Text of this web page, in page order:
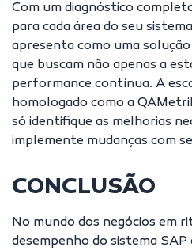
Com um diagnóstico
para cada área do seu
apresenta como uma
que buscam não apenas a
performance contínua. A
homologado como a
só identifique as melhorias
implemente mudanças com
CONCLUSÃO
No mundo dos negócios em
desempenho do sistema